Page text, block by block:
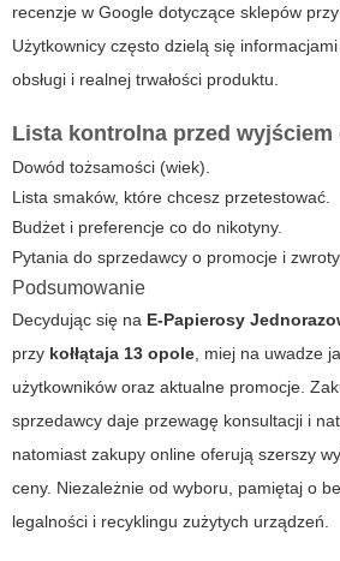
recenzje w Google dotyczące sklepów przy
Użytkownicy często dzielą się
obsługi i realnej trwałości produktu.
Lista kontrolna przed wyjściem
Dowód tożsamości (wiek).
Lista smaków, które chcesz przetestować.
Budżet i preferencje co do nikotyny.
Pytania do sprzedawcy o promocje i zwroty.
Podsumowanie
Decydując się na E-Papierosy
przy kołłątaja 13 opole , miej na uwadze
użytkowników oraz aktualne promocje.
sprzedawcy daje przewagę konsultacji i
natomiast zakupy online oferują szerszy
ceny. Niezależnie od wyboru, pamiętaj o
legalności i recyklingu zużytych urządzeń.